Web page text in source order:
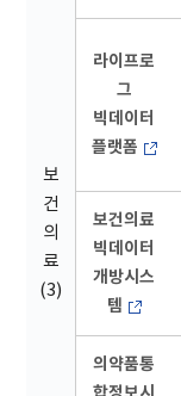
보
건
의
료
(3)
라이프로
그
빅데이터
플랫폼
보건의료
빅데이터
개방시스
템
의약품통